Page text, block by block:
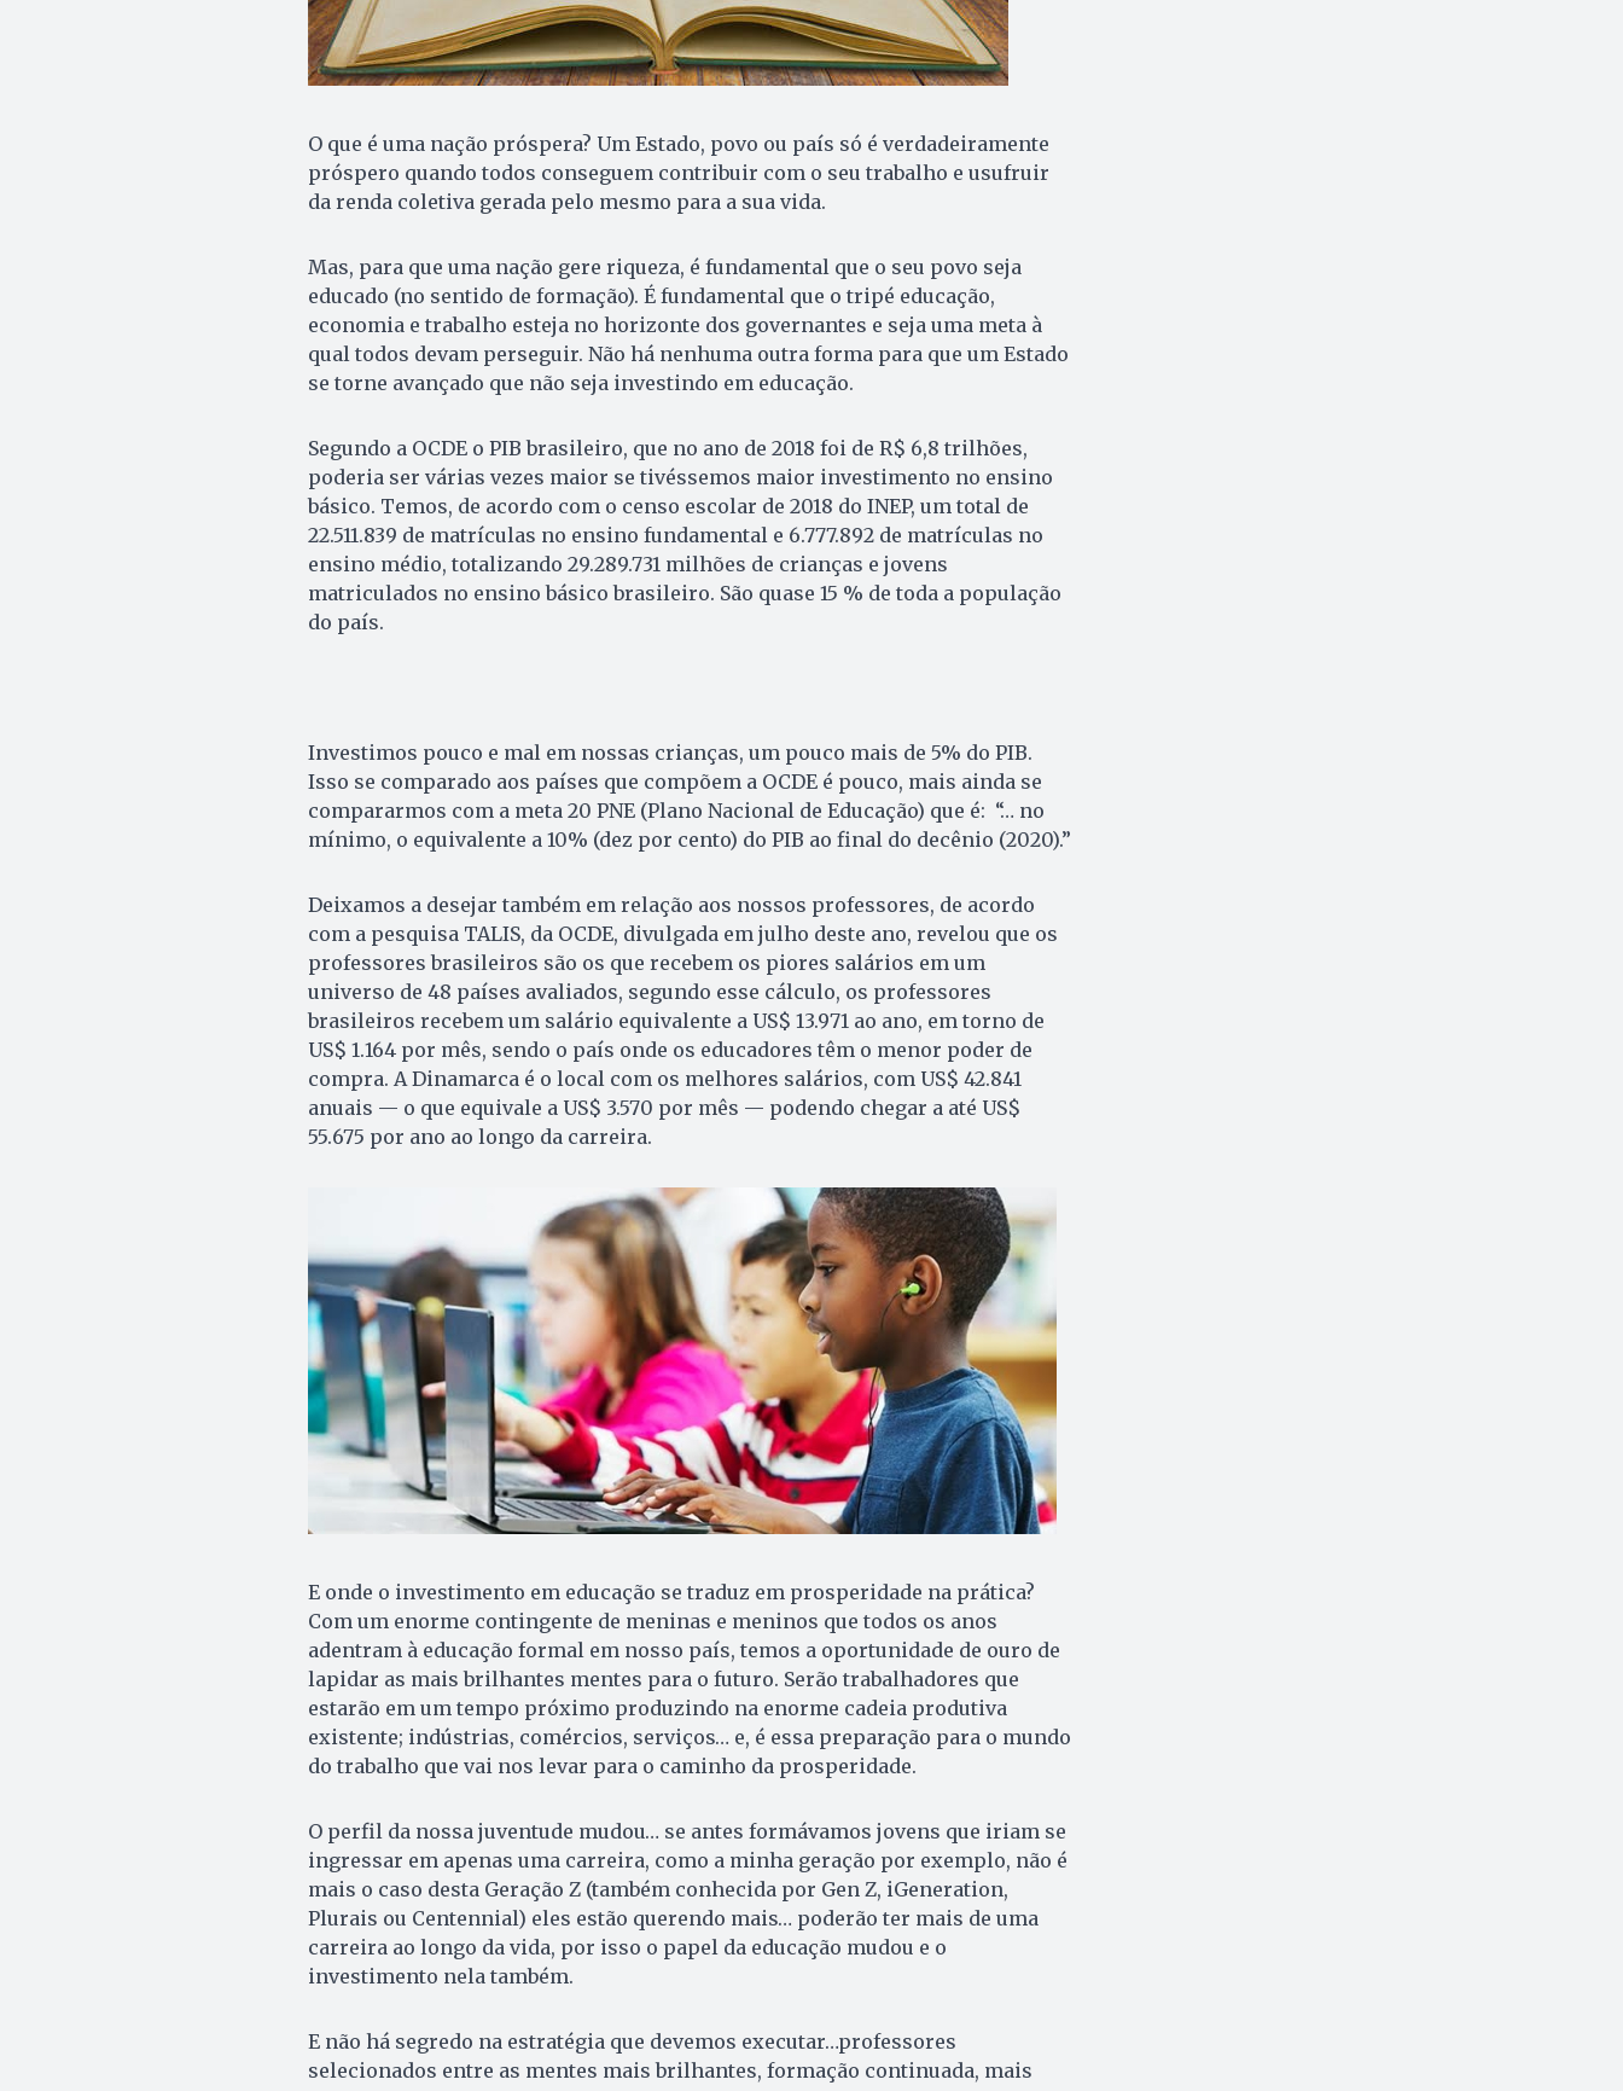
O que é uma nação próspera? Um Estado, povo ou país só é verdadeiramente
próspero quando todos conseguem contribuir com o seu trabalho e usufruir
da renda coletiva gerada pelo mesmo para a sua vida.
Mas, para que uma nação gere riqueza, é fundamental que o seu povo seja
educado (no sentido de formação). É fundamental que o tripé educação,
economia e trabalho esteja no horizonte dos governantes e seja uma meta à
qual todos devam perseguir. Não há nenhuma outra forma para que um Estado
se torne avançado que não seja investindo em educação.
Segundo a OCDE o PIB brasileiro, que no ano de 2018 foi de R$ 6,8 trilhões,
poderia ser várias vezes maior se tivéssemos maior investimento no ensino
básico. Temos, de acordo com o censo escolar de 2018 do INEP, um total de
22.511.839 de matrículas no ensino fundamental e 6.777.892 de matrículas no
ensino médio, totalizando 29.289.731 milhões de crianças e jovens
matriculados no ensino básico brasileiro. São quase 15 % de toda a população
do país.
Investimos pouco e mal em nossas crianças, um pouco mais de 5% do PIB.
Isso se comparado aos países que compõem a OCDE é pouco, mais ainda se
compararmos com a meta 20 PNE (Plano Nacional de Educação) que é: “… no
mínimo, o equivalente a 10% (dez por cento) do PIB ao final do decênio (2020).”
Deixamos a desejar também em relação aos nossos professores, de acordo
com a pesquisa TALIS, da OCDE, divulgada em julho deste ano, revelou que os
professores brasileiros são os que recebem os piores salários em um
universo de 48 países avaliados, segundo esse cálculo, os professores
brasileiros recebem um salário equivalente a US$ 13.971 ao ano, em torno de
US$ 1.164 por mês, sendo o país onde os educadores têm o menor poder de
compra. A Dinamarca é o local com os melhores salários, com US$ 42.841
anuais — o que equivale a US$ 3.570 por mês — podendo chegar a até US$
55.675 por ano ao longo da carreira.
E onde o investimento em educação se traduz em prosperidade na prática?
Com um enorme contingente de meninas e meninos que todos os anos
adentram à educação formal em nosso país, temos a oportunidade de ouro de
lapidar as mais brilhantes mentes para o futuro. Serão trabalhadores que
estarão em um tempo próximo produzindo na enorme cadeia produtiva
existente; indústrias, comércios, serviços… e, é essa preparação para o mundo
do trabalho que vai nos levar para o caminho da prosperidade.
O perfil da nossa juventude mudou… se antes formávamos jovens que iriam se
ingressar em apenas uma carreira, como a minha geração por exemplo, não é
mais o caso desta Geração Z (também conhecida por Gen Z, iGeneration,
Plurais ou Centennial) eles estão querendo mais… poderão ter mais de uma
carreira ao longo da vida, por isso o papel da educação mudou e o
investimento nela também.
E não há segredo na estratégia que devemos executar…professores
selecionados entre as mentes mais brilhantes, formação continuada, mais